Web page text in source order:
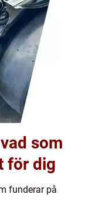
som
för dig
funderar på